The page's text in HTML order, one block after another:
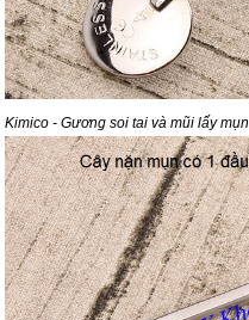
Kimico - Gương soi tai và mũi lấy mụn